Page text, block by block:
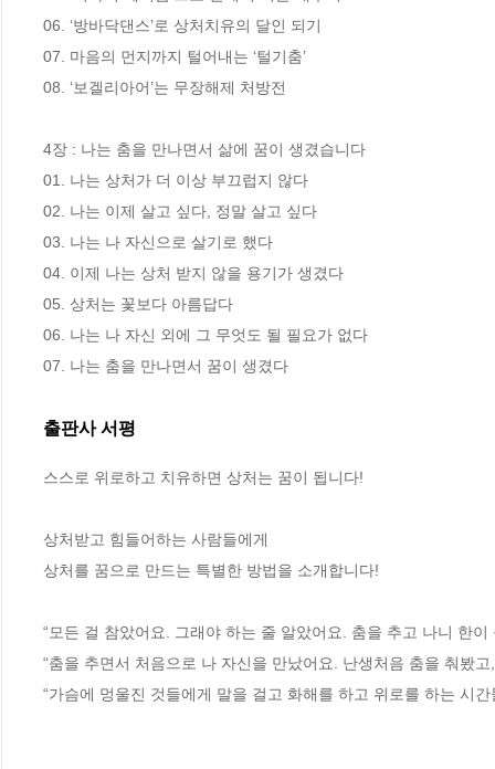
06. ‘방바닥댄스’로 상처치유의 달인 되기
07. 마음의 먼지까지 털어내는 ‘털기춤’
08. ‘보겔리아어’는 무장해제 처방전
4장 : 나는 춤을 만나면서 삶에 꿈이 생겼습니다
01. 나는 상처가 더 이상 부끄럽지 않다
02. 나는 이제 살고 싶다, 정말 살고 싶다
03. 나는 나 자신으로 살기로 했다
04. 이제 나는 상처 받지 않을 용기가 생겼다
05. 상처는 꽃보다 아름답다
06. 나는 나 자신 외에 그 무엇도 될 필요가 없다
07. 나는 춤을 만나면서 꿈이 생겼다
출판사 서평
스스로 위로하고 치유하면 상처는 꿈이 됩니다!
상처받고 힘들어하는 사람들에게
상처를 꿈으로 만드는 특별한 방법을 소개합니다!
“모든 걸 참았어요. 그래야 하는 줄 알았어요. 춤을 추고 나니 한이
“춤을 추면서 처음으로 나 자신을 만났어요. 난생처음 춤을 춰봤고
“가슴에 멍울진 것들에게 말을 걸고 화해를 하고 위로를 하는 시간